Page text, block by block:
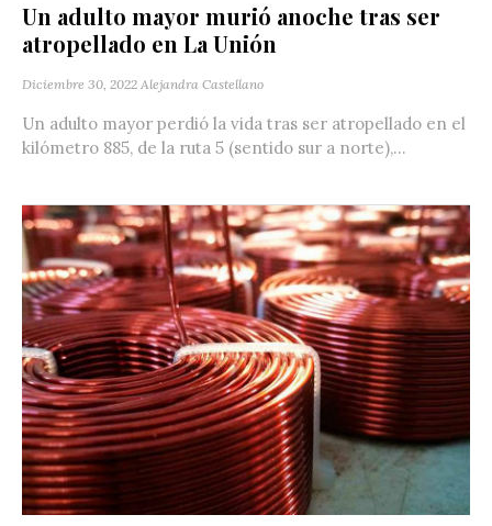
Un adulto mayor murió anoche tras ser
atropellado en La Unión
Diciembre 30, 2022 Alejandra Castellano
Un adulto mayor perdió la vida tras ser atropellado en el
kilómetro 885, de la ruta 5 (sentido sur a norte),...